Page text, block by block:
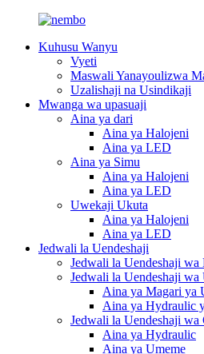
Kuhusu Wanyu
Vyeti
Maswali Yanayoulizwa
Uzalishaji na Usindikaji
Mwanga wa upasuaji
Aina ya dari
Aina ya Halojeni
Aina ya LED
Aina ya Simu
Aina ya Halojeni
Aina ya LED
Uwekaji Ukuta
Aina ya Halojeni
Aina ya LED
Jedwali la Uendeshaji
Jedwali la Uendeshaji wa
Jedwali la Uendeshaji wa
Aina ya Magari ya
Aina ya Hydraulic
Jedwali la Uendeshaji wa
Aina ya Hydraulic
Aina ya Umeme